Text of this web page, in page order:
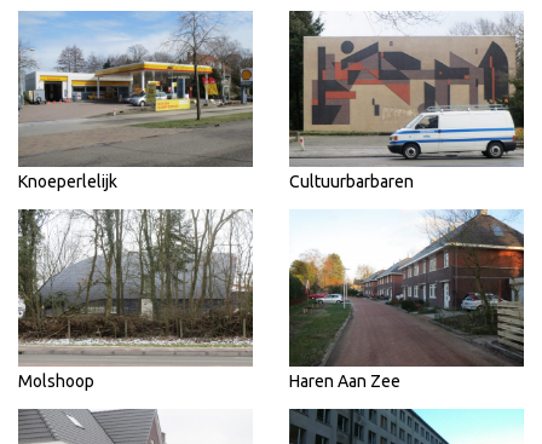
Knoeperlelijk Cultuurbarbaren
Molshoop Haren Aan Zee